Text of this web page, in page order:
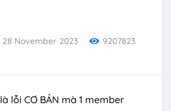
28 November 2023 9207823
là lỗi CƠ BẢN mà 1 member